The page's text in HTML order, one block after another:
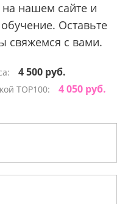
на нашем сайте и
Оставьте
свяжемся с вами.
4 500 руб.
TOP100: 4 050 руб.